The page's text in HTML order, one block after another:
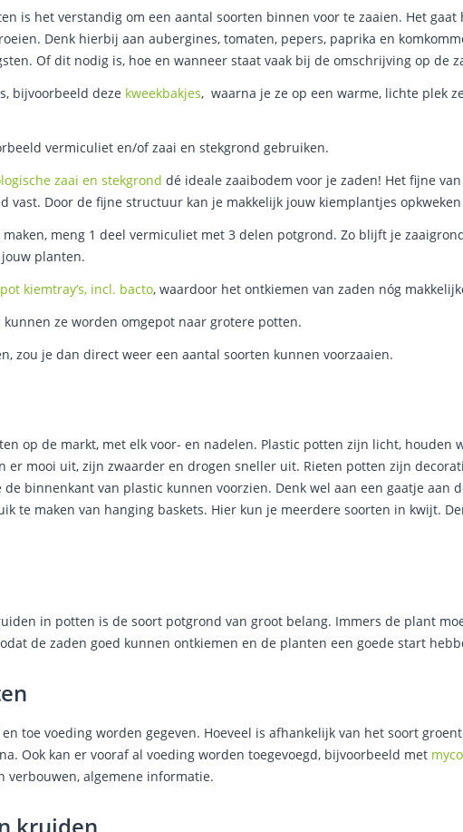
is het verstandig om een aantal soorten binnen voor te zaaien. Het
Denk hierbij aan aubergines, tomaten, pepers, paprika en
Of dit nodig is, hoe en wanneer staat vaak bij de omschrijving op de
bijvoorbeeld deze kweekbakjes, waarna je ze op een warme, lichte plek
vermiculiet en/of zaai en stekgrond gebruiken.
zaai en stekgrond dé ideale zaaibodem voor je zaden! Het fijne
vast. Door de fijne structuur kan je makkelijk jouw kiemplantjes
maken, meng 1 deel vermiculiet met 3 delen potgrond. Zo blijft je
planten.
kiemtray’s, incl. bacto, waardoor het ontkiemen van zaden nóg
ze worden omgepot naar grotere potten.
zou je dan direct weer een aantal soorten kunnen voorzaaien.
op de markt, met elk voor- en nadelen. Plastic potten zijn licht,
er mooi uit, zijn zwaarder en drogen sneller uit. Rieten potten zijn
binnenkant van plastic kunnen voorzien. Denk wel aan een gaatje aan
te maken van hanging baskets. Hier kun je meerdere soorten in kwijt.
in potten is de soort potgrond van groot belang. Immers de plant
de zaden goed kunnen ontkiemen en de planten een goede start
toe voeding worden gegeven. Hoeveel is afhankelijk van het soort
Ook kan er vooraf al voeding worden toegevoegd, bijvoorbeeld met
algemene informatie.
kruiden